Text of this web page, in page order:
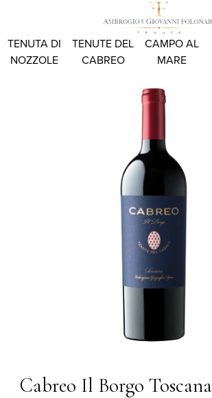
TENUTA DI
NOZZOLE
TENUTE DEL
CABREO
CAMPO AL
MARE
Cabreo Il Borgo